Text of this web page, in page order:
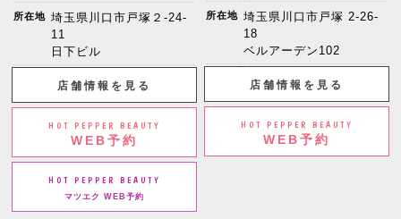
所在地 埼玉県川口市戸塚２-24-
11
日下ビル
店舗情報を見る
HOT PEPPER BEAUTY
WEB予約
HOT PEPPER BEAUTY
マツエク WEB予約
所在地 埼玉県川口市戸塚 2-26-
18
ベルアーデン102
店舗情報を見る
HOT PEPPER BEAUTY
WEB予約